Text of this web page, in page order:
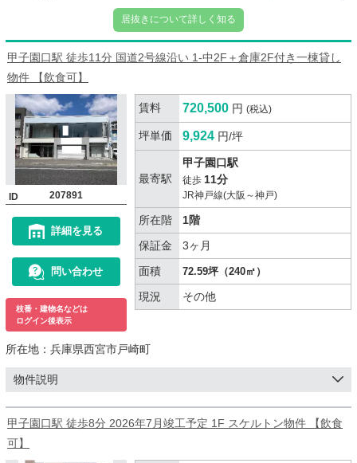
居抜きについて詳しく知る
甲子園口駅 徒歩11分 国道2号線沿い 1-中2F＋倉庫2F付き一棟貸し
物件 【飲食可】
ID 207891
詳細を見る
問い合わせ
枝番・建物名などは
ログイン後表示
賃料 720,500 円 (税込)
坪単価 9,924 円/坪
最寄駅
甲子園口駅
徒歩 11分
JR神戸線(大阪～神戸)
所在階
1階
保証金
3ヶ月
面積
72.59坪（240㎡）
現況 その他
所在地： 兵庫県西宮市戸崎町
物件説明
甲子園口駅 徒歩8分 2026年7月竣工予定 1F スケルトン物件 【飲食
可】